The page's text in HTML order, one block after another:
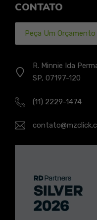
CONTATO
Peça Um Orçamento
R. Minnie Ida
SP, 07197-120
(11) 2229-1474